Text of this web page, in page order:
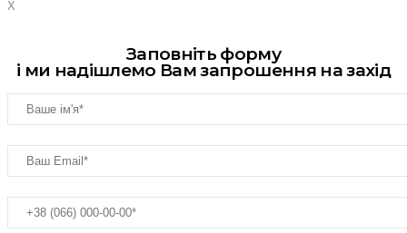
X
Заповніть форму
і ми надішлемо Вам запрошення на захід